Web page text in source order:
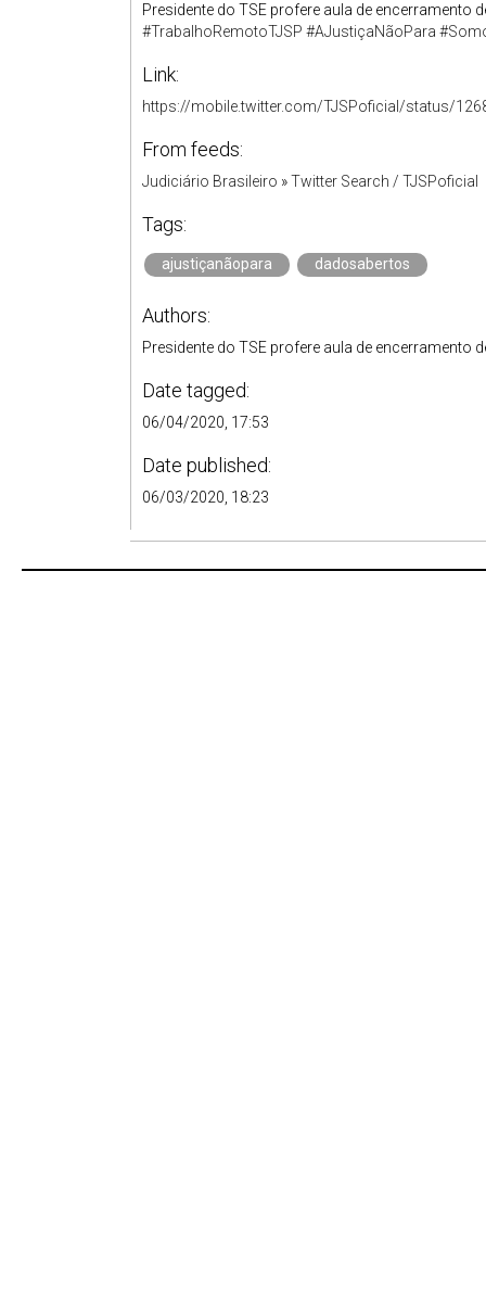
Presidente do TSE profere aula de encerramento
#TrabalhoRemotoTJSP #AJustiçaNãoPara
Link:
https://mobile.twitter.com/TJSPoficial/status/
From feeds:
Judiciário Brasileiro »Twitter Search / TJSPoficial
Tags:
ajustiçanãopara dadosabertos
Authors:
Presidente do TSE profere aula de encerramento
Date tagged:
06/04/2020, 17:53
Date published:
06/03/2020, 18:23